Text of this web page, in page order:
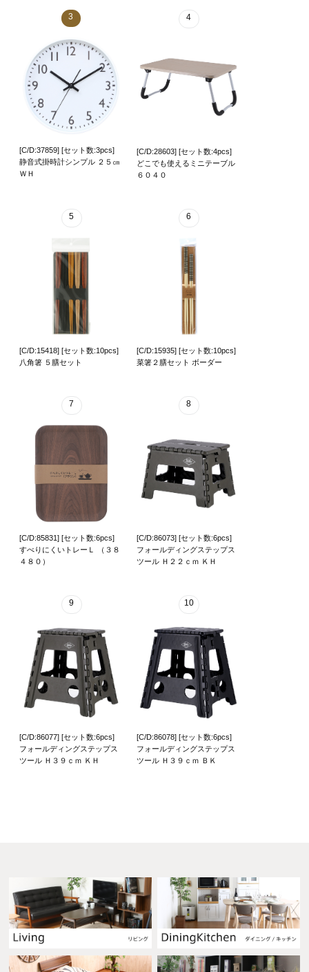
3
[C/D:37859] [セット数:3pcs]
静音式掛時計シンプル ２５㎝
ＷＨ
4
[C/D:28603] [セット数:4pcs]
どこでも使えるミニテーブル
６０４０
5
[C/D:15418] [セット数:10pcs]
八角箸 ５膳セット
6
[C/D:15935] [セット数:10pcs]
菜箸２膳セット ボーダー
7
[C/D:85831] [セット数:6pcs]
すべりにくいトレーＬ （３８
４８０）
8
[C/D:86073] [セット数:6pcs]
フォールディングステップス
ツール Ｈ２２ｃｍ ＫＨ
9
[C/D:86077] [セット数:6pcs]
フォールディングステップス
ツール Ｈ３９ｃｍ ＫＨ
10
[C/D:86078] [セット数:6pcs]
フォールディングステップス
ツール Ｈ３９ｃｍ ＢＫ